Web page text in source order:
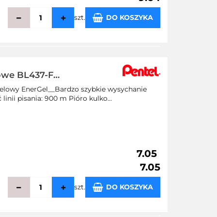
szt. DO KOSZYKA
BL437-F
EnerGel__Bardzo szybkie wysychanie
linii pisania: 900 m Pióro kulko...
7.05
7.05
szt. DO KOSZYKA